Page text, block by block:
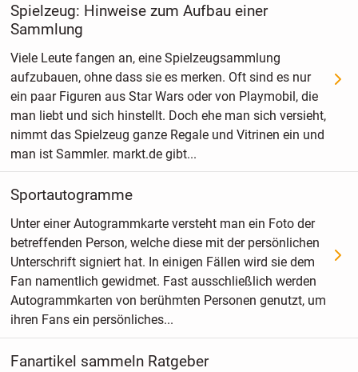
Spielzeug: Hinweise zum Aufbau einer
Sammlung
Viele Leute fangen an, eine Spielzeugsammlung
aufzubauen, ohne dass sie es merken. Oft sind es nur
ein paar Figuren aus Star Wars oder von Playmobil, die
man liebt und sich hinstellt. Doch ehe man sich versieht,
nimmt das Spielzeug ganze Regale und Vitrinen ein und
man ist Sammler. markt.de gibt...
Sportautogramme
Unter einer Autogrammkarte versteht man ein Foto der
betreffenden Person, welche diese mit der persönlichen
Unterschrift signiert hat. In einigen Fällen wird sie dem
Fan namentlich gewidmet. Fast ausschließlich werden
Autogrammkarten von berühmten Personen genutzt, um
ihren Fans ein persönliches...
Fanartikel sammeln Ratgeber